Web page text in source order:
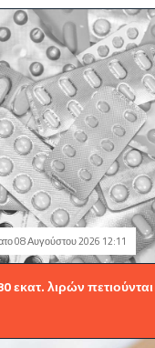
08 Αυγούστου 2026 12:11
εκατ. λιρών